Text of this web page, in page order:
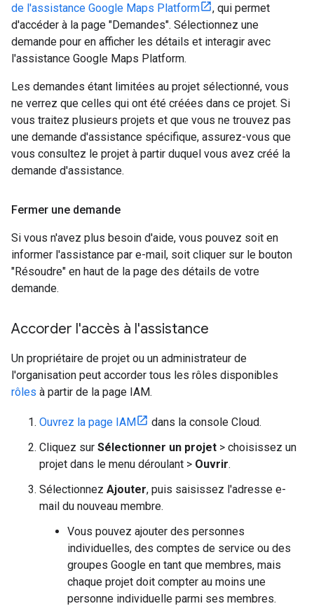
de l'assistance Google Maps Platform
, qui permet
d'accéder à la page "Demandes". Sélectionnez une
demande pour en afficher les détails et interagir avec
l'assistance Google Maps Platform.
Les demandes étant limitées au projet sélectionné, vous
ne verrez que celles qui ont été créées dans ce projet. Si
vous traitez plusieurs projets et que vous ne trouvez pas
une demande d'assistance spécifique, assurez-vous que
vous consultez le projet à partir duquel vous avez créé la
demande d'assistance.
Fermer une demande
Si vous n'avez plus besoin d'aide, vous pouvez soit en
informer l'assistance par e-mail, soit cliquer sur le bouton
"Résoudre" en haut de la page des détails de votre
demande.
Accorder l'accès à l'assistance
Un propriétaire de projet ou un administrateur de
l'organisation peut accorder tous les rôles disponibles
rôles à partir de la page IAM.
Ouvrez la page IAM
dans la console Cloud.
Cliquez sur Sélectionner un projet > choisissez un
projet dans le menu déroulant > Ouvrir.
Sélectionnez Ajouter, puis saisissez l'adresse e-
mail du nouveau membre.
Vous pouvez ajouter des personnes
individuelles, des comptes de service ou des
groupes Google en tant que membres, mais
chaque projet doit compter au moins une
personne individuelle parmi ses membres.